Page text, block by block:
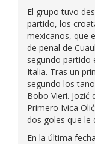
El grupo tuvo
partido, los
mexicanos, que
de penal de
segundo partido
Italia. Tras un
segundo los
Bobo Vieri. Jozić
Primero Ivica
dos goles que le
En la última